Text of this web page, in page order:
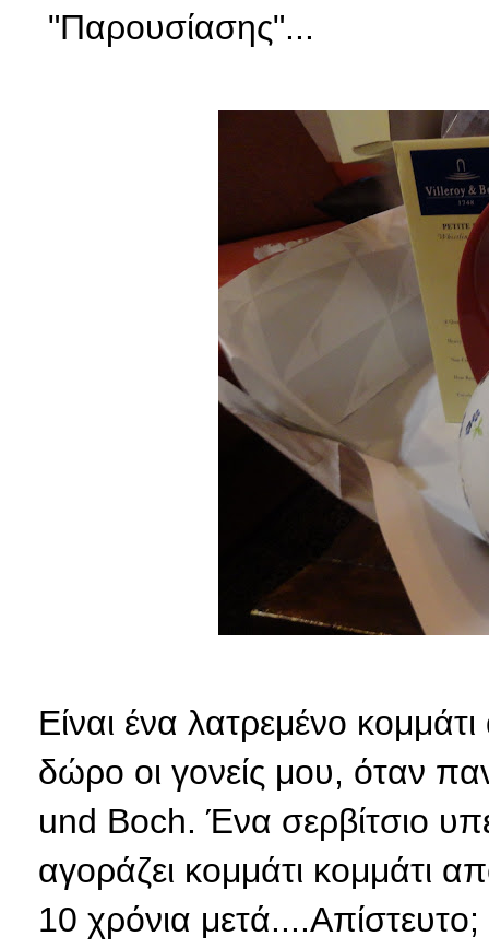
"Παρουσίασης"...
Είναι ένα λατρεμένο
δώρο οι γονείς μου, όταν
und Boch. Ένα σερβίτσιο
αγοράζει κομμάτι κομμάτι
10 χρόνια μετά....Απίστευτο;